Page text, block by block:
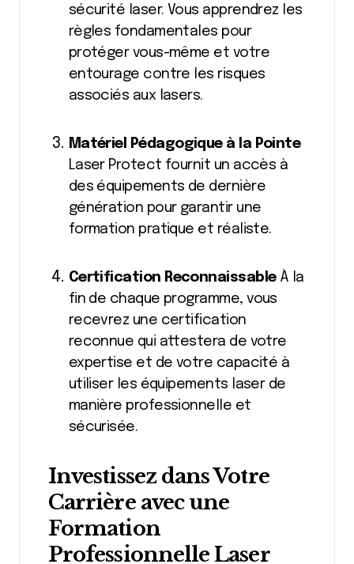
sécurité laser. Vous apprendrez les
règles fondamentales pour
protéger vous-même et votre
entourage contre les risques
associés aux lasers.
Matériel Pédagogique à la Pointe
Laser Protect fournit un accès à
des équipements de dernière
génération pour garantir une
formation pratique et réaliste.
Certification ReconnaissableÀ la
fin de chaque programme, vous
recevrez une certification
reconnue qui attestera de votre
expertise et de votre capacité à
utiliser les équipements laser de
manière professionnelle et
sécurisée.
Investissez dans Votre
Carrière avec une
Formation
Professionnelle Laser